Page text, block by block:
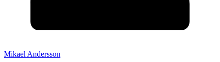
Mikael Andersson